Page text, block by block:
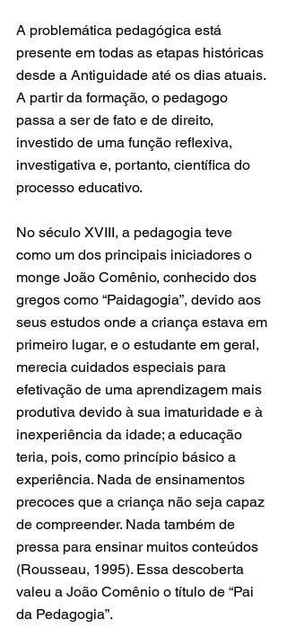
A problemática pedagógica está
presente em todas as etapas históricas
desde a Antiguidade até os dias atuais.
A partir da formação, o pedagogo
passa a ser de fato e de direito,
investido de uma função reflexiva,
investigativa e, portanto, científica do
processo educativo.
No século XVIII, a pedagogia teve
como um dos principais iniciadores o
monge João Comênio, conhecido dos
gregos como “Paidagogia”, devido aos
seus estudos onde a criança estava em
primeiro lugar, e o estudante em geral,
merecia cuidados especiais para
efetivação de uma aprendizagem mais
produtiva devido à sua imaturidade e à
inexperiência da idade; a educação
teria, pois, como princípio básico a
experiência. Nada de ensinamentos
precoces que a criança não seja capaz
de compreender. Nada também de
pressa para ensinar muitos conteúdos
(Rousseau, 1995). Essa descoberta
valeu a João Comênio o título de “Pai
da Pedagogia”.